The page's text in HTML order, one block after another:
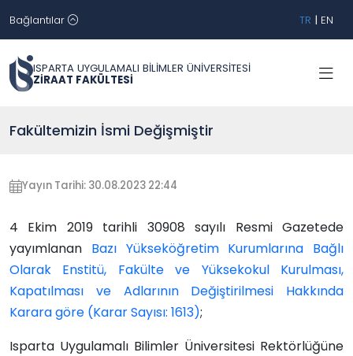
Bağlantılar TR | EN
ISPARTA UYGULAMALI BİLİMLER ÜNİVERSİTESİ
ZİRAAT FAKÜLTESİ
Fakültemizin İsmi Değişmiştir
Yayın Tarihi: 30.08.2023 22:44
4 Ekim 2019 tarihli 30908 sayılı Resmi Gazetede
yayımlanan Bazı Yükseköğretim Kurumlarına Bağlı
Olarak Enstitü, Fakülte ve Yüksekokul Kurulması,
Kapatılması ve Adlarının Değiştirilmesi Hakkında
Karara göre (Karar Sayısı: 1613);
Isparta Uygulamalı Bilimler Üniversitesi Rektörlüğüne